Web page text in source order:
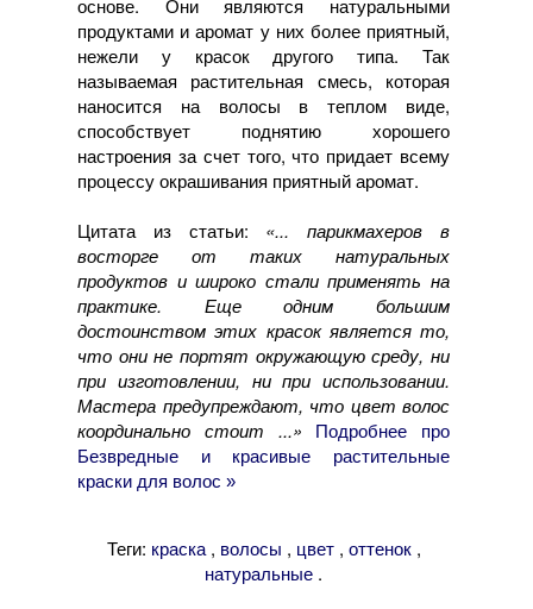
основе. Они являются натуральными
продуктами и аромат у них более приятный,
нежели у красок другого типа. Так
называемая растительная смесь, которая
наносится на волосы в теплом виде,
способствует поднятию хорошего
настроения за счет того, что придает всему
процессу окрашивания приятный аромат.
Цитата из статьи: «... парикмахеров в
восторге от таких натуральных
продуктов и широко стали применять на
практике. Еще одним большим
достоинством этих красок является то,
что они не портят окружающую среду, ни
при изготовлении, ни при использовании.
Мастера предупреждают, что цвет волос
координально стоит ...»
Подробнее про
Безвредные и красивые растительные
краски для волос »
Теги: краска, волосы , цвет, оттенок,
натуральные .